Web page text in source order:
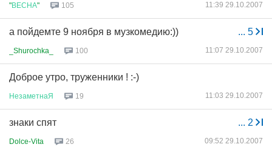
"ВЕСНА" 105 11:39 29.10.2007
... 5
а пойдемте 9 ноября в музкомедию:))
_Shurochka_ 100 11:07 29.10.2007
Доброе утро, труженники ! :-)
НезаметнаЯ 19 11:03 29.10.2007
... 2
знаки спят
Dolce-Vita 26 09:52 29.10.2007